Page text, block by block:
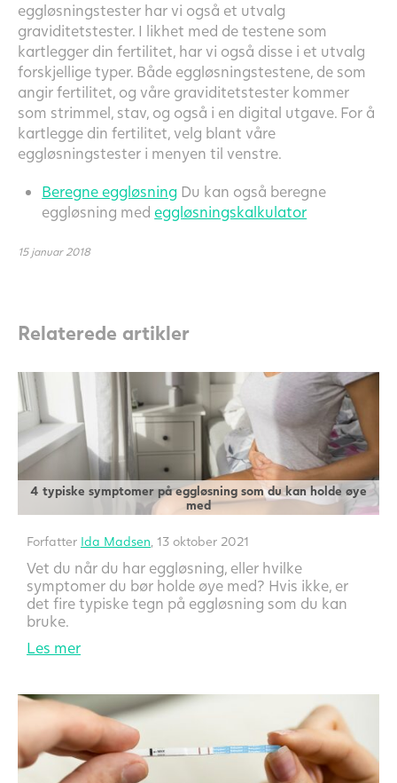
eggløsningstester har vi også et utvalg
graviditetstester. I likhet med de testene som
kartlegger din fertilitet, har vi også disse i et utvalg
forskjellige typer. Både eggløsningstestene, de som
angir fertilitet, og våre graviditetstester kommer
som strimmel, stav, og også i en digital utgave. For å
kartlegge din fertilitet, velg blant våre
eggløsningstester i menyen til venstre.
Beregne eggløsning Du kan også beregne
eggløsning medeggløsningskalkulator
15 januar 2018
Relaterede artikler
4 typiske symptomer på eggløsning som du kan holde øye
med
Forfatter Ida Madsen , 13 oktober 2021
Vet du når du har eggløsning, eller hvilke
symptomer du bør holde øye med? Hvis ikke, er
det fire typiske tegn på eggløsning som du kan
bruke.
Les mer